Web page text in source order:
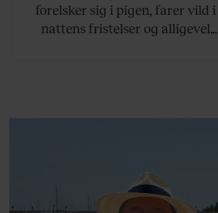
forelsker sig i pigen, farer vild i
nattens fristelser og alligevel
arv, angst, familieliv, frygten for
at miste stemmen og den